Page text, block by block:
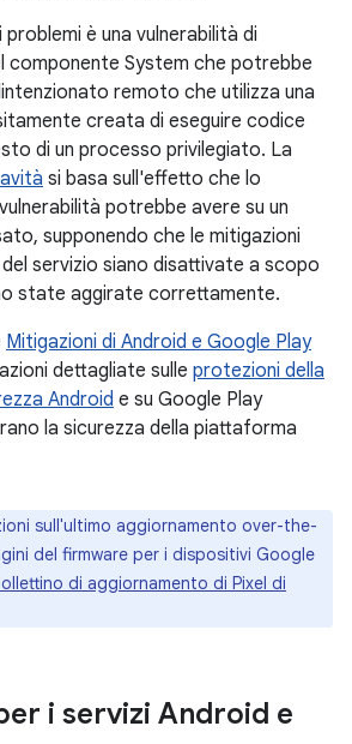
è una vulnerabilità di
componente System che potrebbe
remoto che utilizza una
creata di eseguire codice
di un processo privilegiato. La
si basa sull'effetto che lo
potrebbe avere su un
supponendo che le mitigazioni
servizio siano disattivate a scopo
state aggirate correttamente.
Mitigazioni di Android e Google Play
dettagliate sulle protezioni della
Android e su Google Play
la sicurezza della piattaforma
sull'ultimo aggiornamento over-the-
del firmware per i dispositivi Google
di aggiornamento di Pixel di
i servizi Android e